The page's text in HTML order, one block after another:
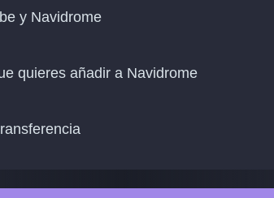
y Navidrome
quieres añadir a Navidrome